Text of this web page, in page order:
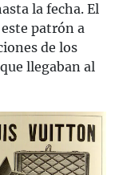
la fecha. El
patrón a
de los
llegaban al